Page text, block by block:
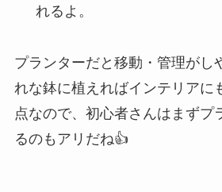
れるよ。
プランターだと移動・管理がし
れな鉢に植えればインテリアに
点なので、初心者さんはまずプ
るのもアリだね👍